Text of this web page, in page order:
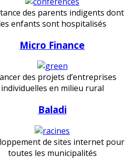
des parents indigents dont
enfants sont hospitalisés
Micro Finance
des projets d’entreprises
individuelles en milieu rural
Baladi
de sites internet pour
toutes les municipalités